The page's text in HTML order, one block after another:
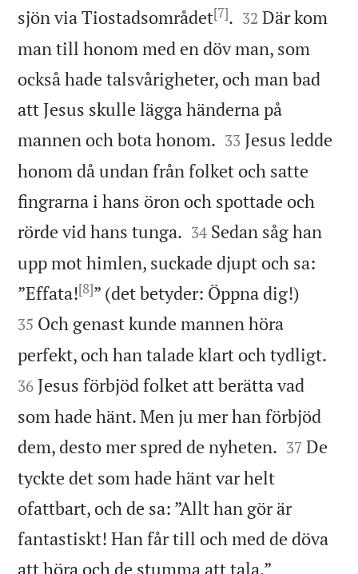
sjön via Tiostadsområdet[7]. 

32 Där kom
man till honom med en döv man, som
också hade talsvårigheter, och man bad
att Jesus skulle lägga händerna på
mannen och bota honom. 

33 Jesus ledde
honom då undan från folket och satte
fingrarna i hans öron och spottade och
rörde vid hans tunga. 

34 Sedan såg han
upp mot himlen, suckade djupt och sa:
”Effata![8]” (det betyder: Öppna dig!)
35 Och genast kunde mannen höra
perfekt, och han talade klart och tydligt.
36 Jesus förbjöd folket att berätta vad
som hade hänt. Men ju mer han förbjöd
dem, desto mer spred de nyheten. 

37 De
tyckte det som hade hänt var helt
ofattbart, och de sa: ”Allt han gör är
fantastiskt! Han får till och med de döva
att höra och de stumma att tala.”